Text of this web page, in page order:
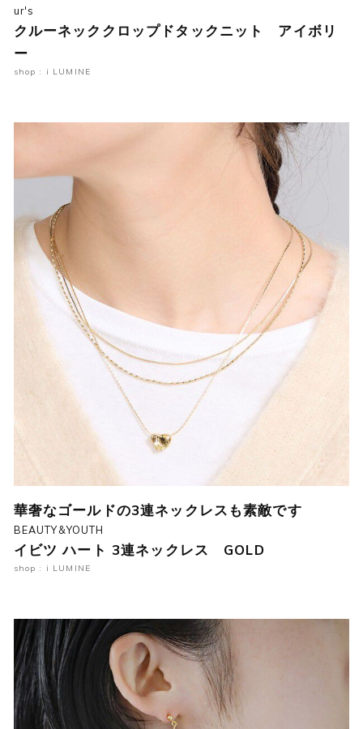
ur's
クルーネッククロップドタックニット アイボリ
ー
shop : i LUMINE
華奢なゴールドの3連ネックレスも素敵です
BEAUTY&YOUTH
イビツ ハート 3連ネックレス GOLD
shop : i LUMINE